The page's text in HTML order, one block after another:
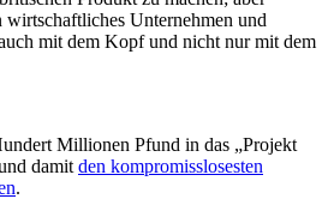
Unternehmen und
mit dem Kopf und nicht nur mit dem
Millionen Pfund in das „Projekt
damit den kompromisslosesten
.